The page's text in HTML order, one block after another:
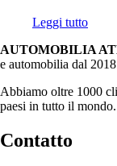
Leggi tutto
AUTOMOBILIA
e automobilia dal
Abbiamo oltre 1000
paesi in tutto il mondo.
Contatto